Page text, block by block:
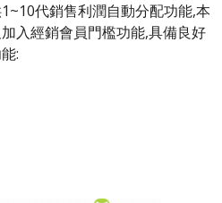
代銷售利潤自動分配功能,本
入經銷會員門檻功能,具備良好
: